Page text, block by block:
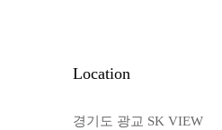
Location
경기도 광교 SK VIEW